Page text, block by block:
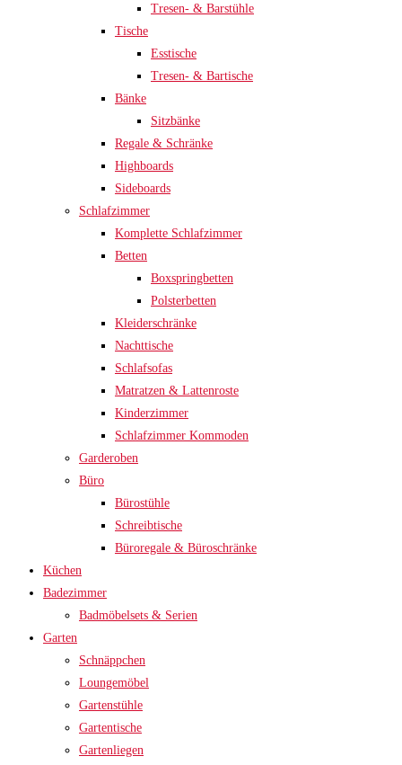
Tresen- & Barstühle
Tische
Esstische
Tresen- & Bartische
Bänke
Sitzbänke
Regale & Schränke
Highboards
Sideboards
Schlafzimmer
Komplette Schlafzimmer
Betten
Boxspringbetten
Polsterbetten
Kleiderschränke
Nachttische
Schlafsofas
Matratzen & Lattenroste
Kinderzimmer
Schlafzimmer Kommoden
Garderoben
Büro
Bürostühle
Schreibtische
Büroregale & Büroschränke
Küchen
Badezimmer
Badmöbelsets & Serien
Garten
Schnäppchen
Loungemöbel
Gartenstühle
Gartentische
Gartenliegen